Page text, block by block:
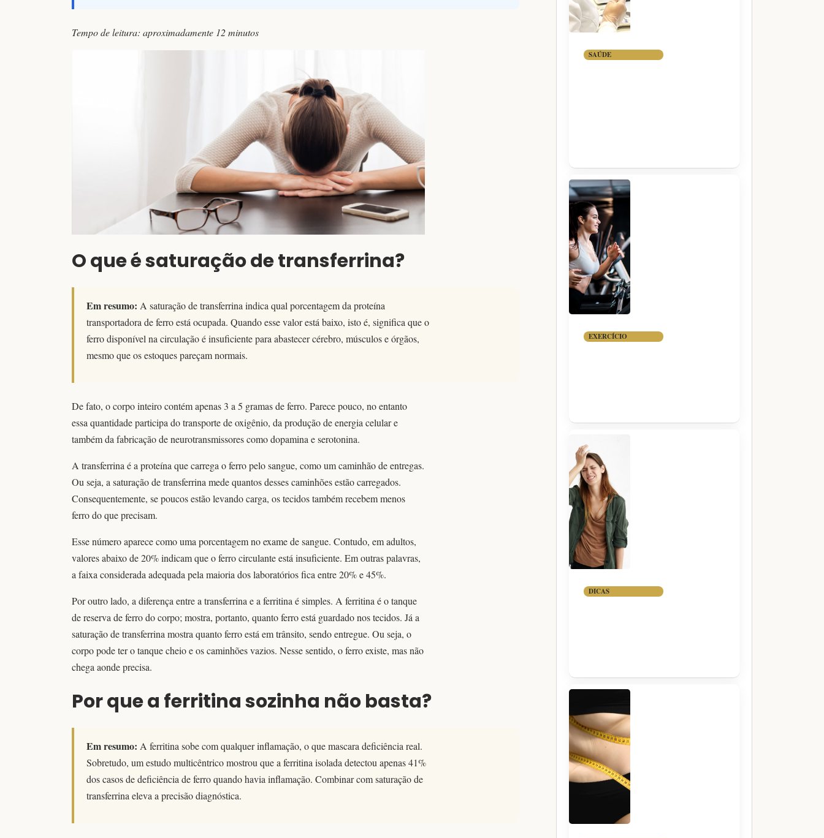
Tempo de leitura: aproximadamente 12 minutos
O que é saturação de transferrina?
Em resumo: A saturação de transferrina indica qual porcentagem da proteína
transportadora de ferro está ocupada. Quando esse valor está baixo, isto é, significa que o
ferro disponível na circulação é insuficiente para abastecer cérebro, músculos e órgãos,
mesmo que os estoques pareçam normais.
De fato, o corpo inteiro contém apenas 3 a 5 gramas de ferro. Parece pouco, no entanto
essa quantidade participa do transporte de oxigênio, da produção de energia celular e
também da fabricação de neurotransmissores como dopamina e serotonina.
A transferrina é a proteína que carrega o ferro pelo sangue, como um caminhão de entregas.
Ou seja, a saturação de transferrina mede quantos desses caminhões estão carregados.
Consequentemente, se poucos estão levando carga, os tecidos também recebem menos
ferro do que precisam.
Esse número aparece como uma porcentagem no exame de sangue. Contudo, em adultos,
valores abaixo de 20% indicam que o ferro circulante está insuficiente. Em outras palavras,
a faixa considerada adequada pela maioria dos laboratórios fica entre 20% e 45%.
Por outro lado, a diferença entre a transferrina e a ferritina é simples. A ferritina é o tanque
de reserva de ferro do corpo; mostra, portanto, quanto ferro está guardado nos tecidos. Já a
saturação de transferrina mostra quanto ferro está em trânsito, sendo entregue. Ou seja, o
corpo pode ter o tanque cheio e os caminhões vazios. Nesse sentido, o ferro existe, mas não
chega aonde precisa.
Por que a ferritina sozinha não basta?
Em resumo: A ferritina sobe com qualquer inflamação, o que mascara deficiência real.
Sobretudo, um estudo multicêntrico mostrou que a ferritina isolada detectou apenas 41%
dos casos de deficiência de ferro quando havia inflamação. Combinar com saturação de
transferrina eleva a precisão diagnóstica.
SAÚDE
EXERCÍCIO
DICAS